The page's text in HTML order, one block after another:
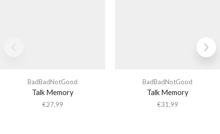
BadBadNotGood
Talk Memory
€27,99
BadBadNotGood
Talk Memory
€31,99